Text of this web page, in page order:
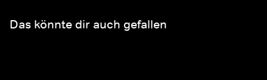
Das könnte dir auch gefallen